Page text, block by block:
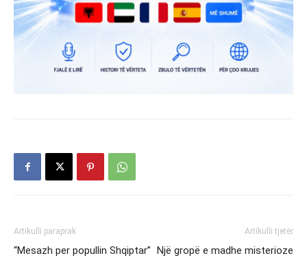
Artikulli paraprak
“Mesazh per popullin Shqiptar”
Artikulli tjetër
Një gropë e madhe misterioze